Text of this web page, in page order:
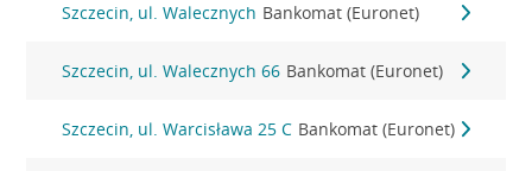
Szczecin, ul. Walecznych Bankomat (Euronet)
Szczecin, ul. Walecznych 66 Bankomat (Euronet)
Szczecin, ul. Warcisława 25 C Bankomat (Euronet)